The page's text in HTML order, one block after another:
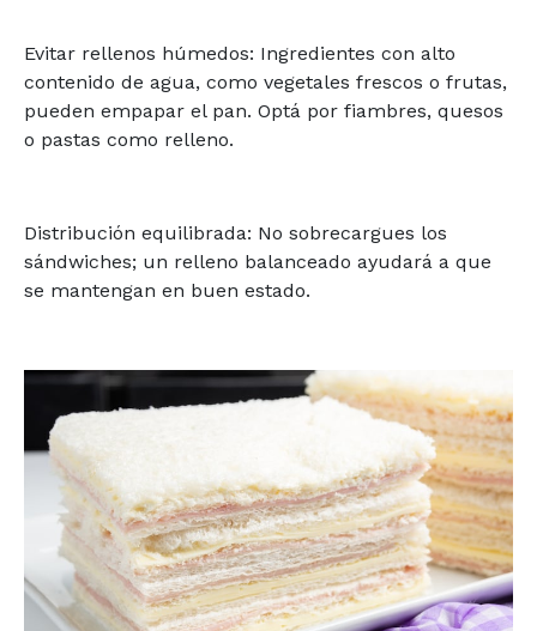
Evitar rellenos húmedos: Ingredientes con alto
contenido de agua, como vegetales frescos o frutas,
pueden empapar el pan. Optá por fiambres, quesos
o pastas como relleno.
Distribución equilibrada: No sobrecargues los
sándwiches; un relleno balanceado ayudará a que
se mantengan en buen estado.